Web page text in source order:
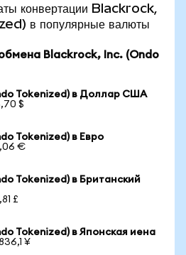
конвертации Blackrock,
в популярные валюты
Blackrock, Inc. (Ondo
Tokenized) в Доллар США
$
Tokenized) в Евро
€
Tokenized) в Британский
£
Tokenized) в Японская иена
¥